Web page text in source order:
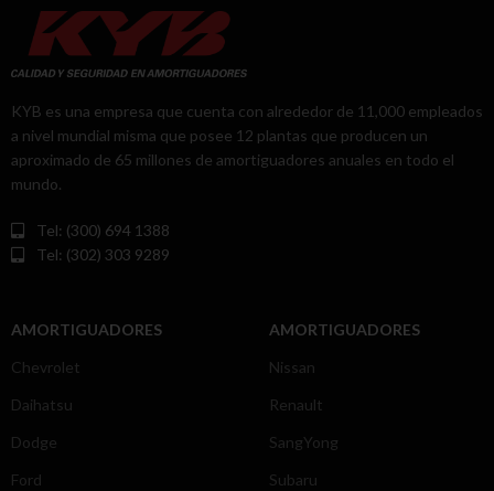
KYB es una empresa que cuenta con alrededor de 11,000 empleados
a nivel mundial misma que posee 12 plantas que producen un
aproximado de 65 millones de amortiguadores anuales en todo el
mundo.
Tel: (300) 694 1388
Tel: (302) 303 9289
AMORTIGUADORES
Chevrolet
Daihatsu
Dodge
Ford
AMORTIGUADORES
Nissan
Renault
SangYong
Subaru